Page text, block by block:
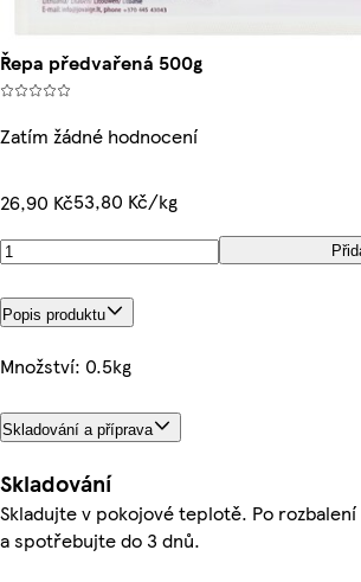
Řepa předvařená 500g
Zatím žádné hodnocení
26,90 Kč53,80 Kč/kg
Popis produktu
Množství: 0.5kg
Skladování a příprava
Skladování
Skladujte v pokojové teplotě. Po
a spotřebujte do 3 dnů.